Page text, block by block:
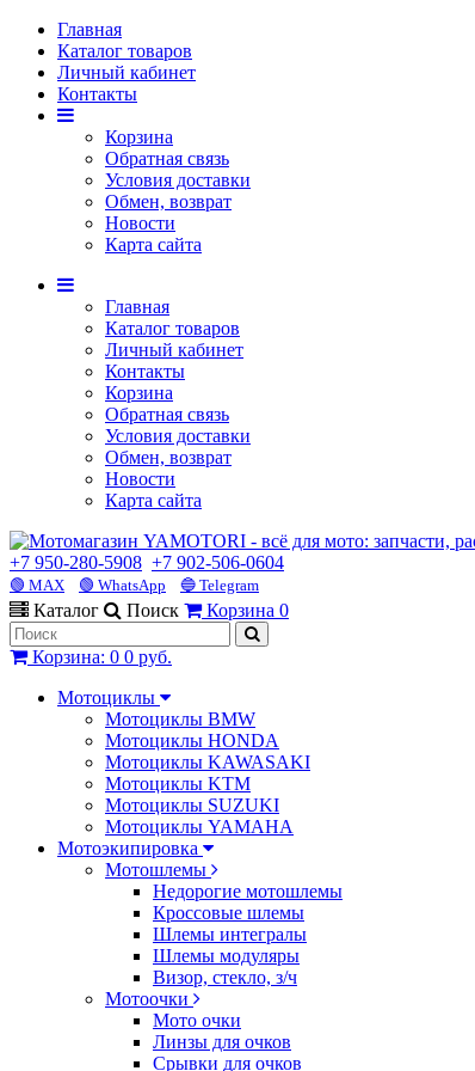
Главная
Каталог товаров
Личный кабинет
Контакты
Корзина
Обратная связь
Условия доставки
Обмен, возврат
Новости
Карта сайта
Главная
Каталог товаров
Личный кабинет
Контакты
Корзина
Обратная связь
Условия доставки
Обмен, возврат
Новости
Карта сайта
+7 950-280-5908 +7 902-506-0604
🟢 MAX 🟢 WhatsApp 🔵 Telegram
Каталог Поиск Корзина 0
Корзина: 0 0 руб.
Мотоциклы
Мотоциклы BMW
Мотоциклы HONDA
Мотоциклы KAWASAKI
Мотоциклы KTM
Мотоциклы SUZUKI
Мотоциклы YAMAHA
Мотоэкипировка
Мотошлемы
Недорогие мотошлемы
Кроссовые шлемы
Шлемы интегралы
Шлемы модуляры
Визор, стекло, з/ч
Мотоочки
Мото очки
Линзы для очков
Срывки для очков